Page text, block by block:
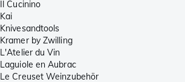
Il Cucinino
Kai
Knivesandtools
Kramer by Zwilling
L'Atelier du Vin
Laguiole en Aubrac
Le Creuset Weinzubehör